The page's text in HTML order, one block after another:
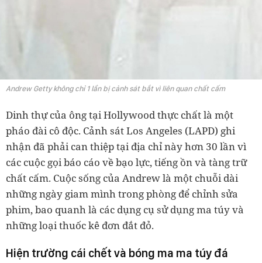
Andrew Getty không chỉ 1 lần bị cảnh sát bắt vì liên quan chất cấm
Dinh thự của ông tại Hollywood thực chất là một
pháo đài cô độc. Cảnh sát Los Angeles (LAPD) ghi
nhận đã phải can thiệp tại địa chỉ này hơn 30 lần vì
các cuộc gọi báo cáo về bạo lực, tiếng ồn và tàng trữ
chất cấm. Cuộc sống của Andrew là một chuỗi dài
những ngày giam mình trong phòng để chỉnh sửa
phim, bao quanh là các dụng cụ sử dụng ma túy và
những loại thuốc kê đơn đắt đỏ.
Hiện trường cái chết và bóng ma ma túy đá